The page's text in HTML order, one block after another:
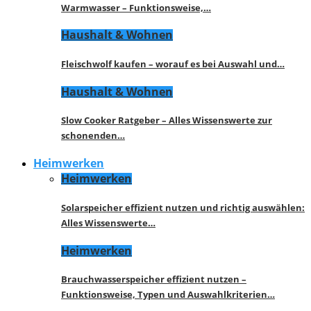
Warmwasser – Funktionsweise,…
Haushalt & Wohnen
Fleischwolf kaufen – worauf es bei Auswahl und…
Haushalt & Wohnen
Slow Cooker Ratgeber – Alles Wissenswerte zur
schonenden…
Heimwerken
Heimwerken
Solarspeicher effizient nutzen und richtig auswählen:
Alles Wissenswerte…
Heimwerken
Brauchwasserspeicher effizient nutzen –
Funktionsweise, Typen und Auswahlkriterien…